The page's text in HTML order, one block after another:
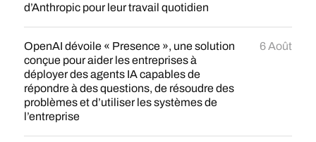
d’Anthropic pour leur travail quotidien
OpenAI dévoile « Presence », une solution
conçue pour aider les entreprises à
déployer des agents IA capables de
répondre à des questions, de résoudre des
problèmes et d’utiliser les systèmes de
l’entreprise
6 Août